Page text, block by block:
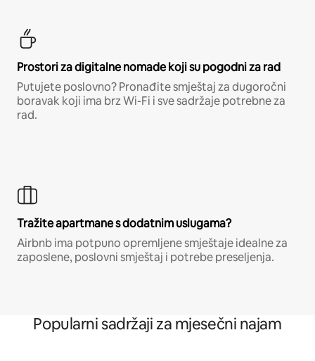
Prostori za digitalne nomade koji su pogodni za rad
Putujete poslovno? Pronađite smještaj za dugoročni
boravak koji ima brz Wi-Fi i sve sadržaje potrebne za
rad.
Tražite apartmane s dodatnim uslugama?
Airbnb ima potpuno opremljene smještaje idealne za
zaposlene, poslovni smještaj i potrebe preseljenja.
Popularni sadržaji za mjesečni najam